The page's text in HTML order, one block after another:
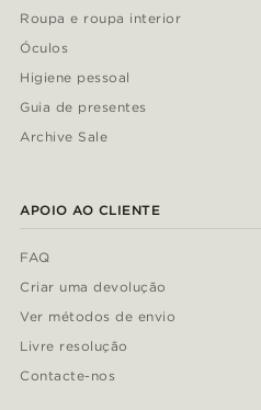
Roupa e roupa interior
Óculos
Higiene pessoal
Guia de presentes
Archive Sale
APOIO AO CLIENTE
FAQ
Criar uma devolução
Ver métodos de envio
Livre resolução
Contacte-nos